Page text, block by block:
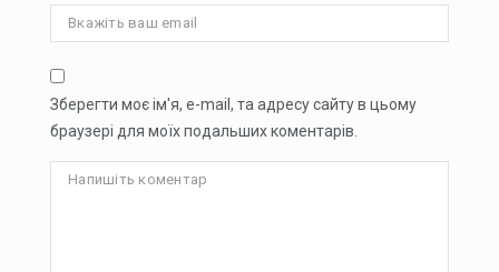
Зберегти моє ім'я, e-mail, та адресу сайту в цьому
браузері для моїх подальших коментарів.